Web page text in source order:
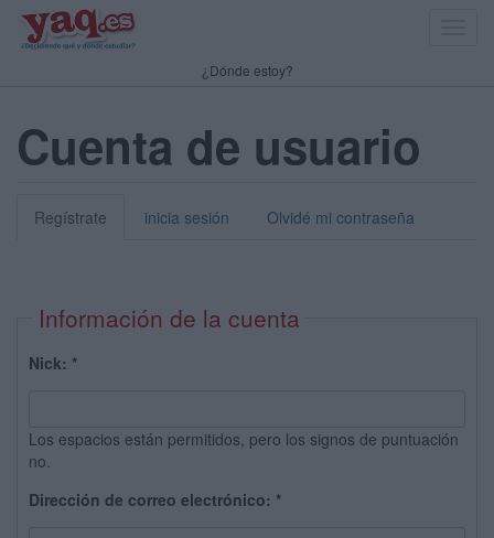
¿Dónde estoy?
Cuenta de usuario
Regístrate inicia sesión Olvidé mi contraseña
Información de la cuenta
Nick: *
Los espacios están permitidos, pero los signos de puntuación
no.
Dirección de correo electrónico: *